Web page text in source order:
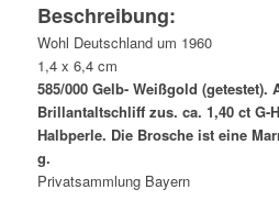
Beschreibung:
Wohl Deutschland um 1960
1,4 x 6,4 cm
585/000 Gelb- Weißgold (getestet).
Brillantaltschliff zus. ca. 1,40 ct G-
Halbperle. Die Brosche ist eine
g.
Privatsammlung Bayern